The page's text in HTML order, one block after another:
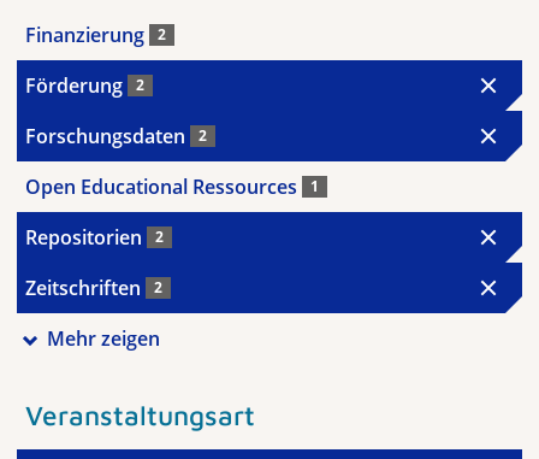
Finanzierung 2
Förderung 2
Forschungsdaten 2
Open Educational Ressources 1
Repositorien 2
Zeitschriften 2
Mehr zeigen
Veranstaltungsart